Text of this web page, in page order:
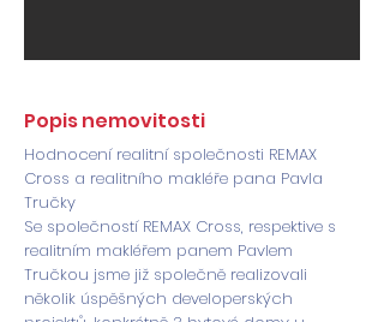
Popis nemovitosti
Hodnocení realitní společnosti REMAX
Cross a realitního makléře pana Pavla
Tručky
Se společností REMAX Cross, respektive s
realitním makléřem panem Pavlem
Tručkou jsme již společně realizovali
několik úspěšných developerských